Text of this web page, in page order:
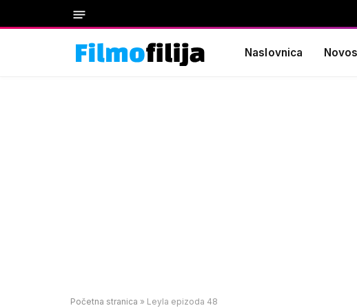
Naslovnica
Početna stranica » Leyla epizoda 48